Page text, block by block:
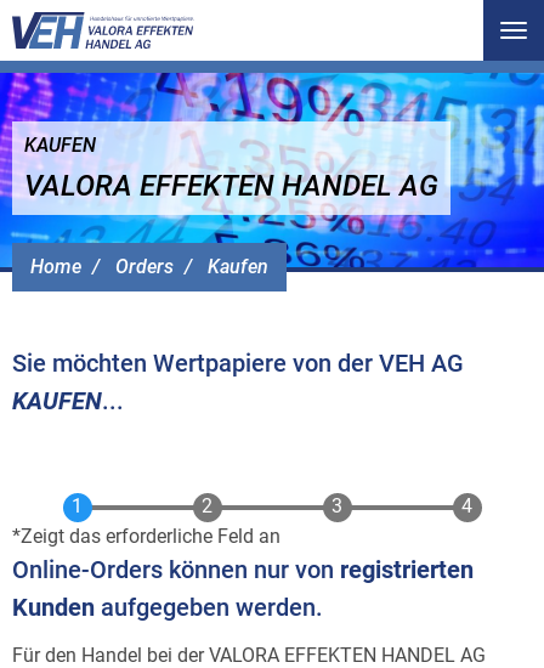
Home Orders Kaufen
KAUFEN
VALORA EFFEKTEN HANDEL AG
Sie möchten Wertpapiere von der VEH AG
KAUFEN...
Zeigt das erforderliche Feld an
Online-Orders können nur von registrierten
Kunden aufgegeben werden.
Für den Handel bei der VALORA EFFEKTEN HANDEL AG